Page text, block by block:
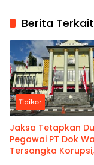
Berita Terkait
Tipikor
Jaksa Tetapkan
Pegawai PT Dok
Tersangka Korupsi,